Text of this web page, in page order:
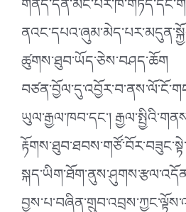
ཚུགས་ཐུབ་ཡོད་ཅེས་བཤད་ཆོག
ཡུལ་རྒྱལ་ཁབ་དང༌།